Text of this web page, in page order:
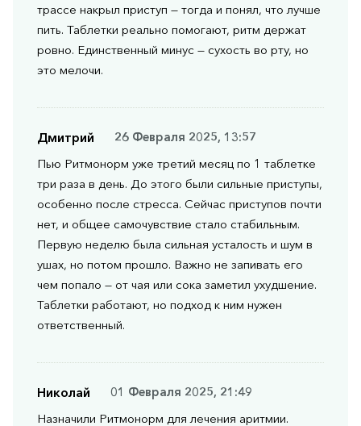
трассе накрыл приступ — тогда и понял, что лучше
пить. Таблетки реально помогают, ритм держат
ровно. Единственный минус — сухость во рту, но
это мелочи.
Дмитрий
26 Февраля 2025, 13:57
Пью Ритмонорм уже третий месяц по 1 таблетке
три раза в день. До этого были сильные приступы,
особенно после стресса. Сейчас приступов почти
нет, и общее самочувствие стало стабильным.
Первую неделю была сильная усталость и шум в
ушах, но потом прошло. Важно не запивать его
чем попало — от чая или сока заметил ухудшение.
Таблетки работают, но подход к ним нужен
ответственный.
Николай
01 Февраля 2025, 21:49
Назначили Ритмонорм для лечения аритмии.